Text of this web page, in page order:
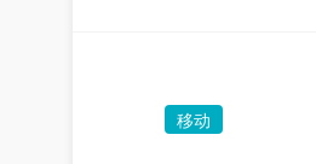
移动